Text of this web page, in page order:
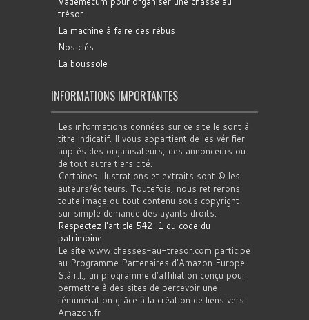
trésor
La machine à faire des rébus
Nos clés
La boussole
INFORMATIONS IMPORTANTES
Les informations données sur ce site le sont à
titre indicatif. Il vous appartient de les vérifier
auprès des organisateurs, des annonceurs ou
de tout autre tiers cité.
Certaines illustrations et extraits sont © les
auteurs/éditeurs. Toutefois, nous retirerons
toute image ou tout contenu sous copyright
sur simple demande des ayants droits.
Respectez l'article 542-1 du code du
patrimoine.
Le site www.chasses-au-tresor.com participe
au Programme Partenaires d’Amazon Europe
S.à r.l., un programme d’affiliation conçu pour
permettre à des sites de percevoir une
rémunération grâce à la création de liens vers
Amazon.fr